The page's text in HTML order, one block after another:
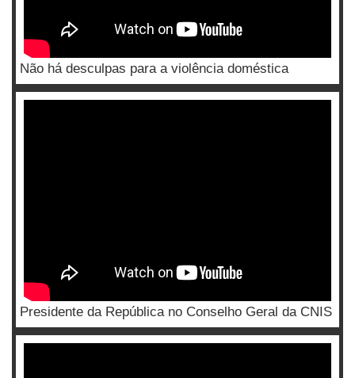
Não há desculpas para a violência doméstica
Presidente da República no Conselho Geral da CNIS